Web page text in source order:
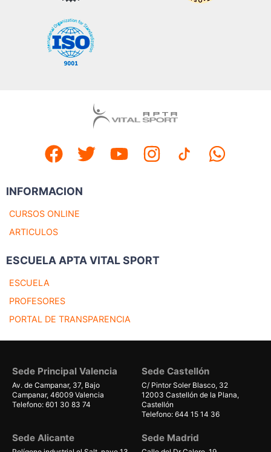
INFORMACION
CURSOS ONLINE
ARTICULOS
ESCUELA APTA VITAL SPORT
ESCUELA
PROFESORES
PORTAL DE TRANSPARENCIA
Sede Principal Valencia
Av. de Campanar, 37, Bajo
Campanar, 46009 Valencia
Telefono: 601 30 83 74
Sede Castellón
C/ Pintor Soler Blasco, 32
12003 Castellón de la Plana,
Castellón
Telefono: 644 15 14 36
Sede Alicante Sede Madrid